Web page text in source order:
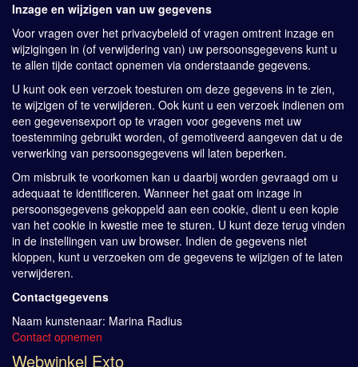
Inzage en wijzigen van uw gegevens
Voor vragen over het privacybeleid of vragen omtrent inzage en
wijzigingen in (of verwijdering van) uw persoonsgegevens kunt u
te allen tijde contact opnemen via onderstaande gegevens.
U kunt ook een verzoek toesturen om deze gegevens in te zien,
te wijzigen of te verwijderen. Ook kunt u een verzoek indienen om
een gegevensexport op te vragen voor gegevens met uw
toestemming gebruikt worden, of gemotiveerd aangeven dat u de
verwerking van persoonsgegevens wil laten beperken.
Om misbruik te voorkomen kan u daarbij worden gevraagd om u
adequaat te identificeren. Wanneer het gaat om inzage in
persoonsgegevens gekoppeld aan een cookie, dient u een kopie
van het cookie in kwestie mee te sturen. U kunt deze terug vinden
in de instellingen van uw browser. Indien de gegevens niet
kloppen, kunt u verzoeken om de gegevens te wijzigen of te laten
verwijderen.
Contactgegevens
Naam kunstenaar: Marina Radius
Contact opnemen
Webwinkel Exto